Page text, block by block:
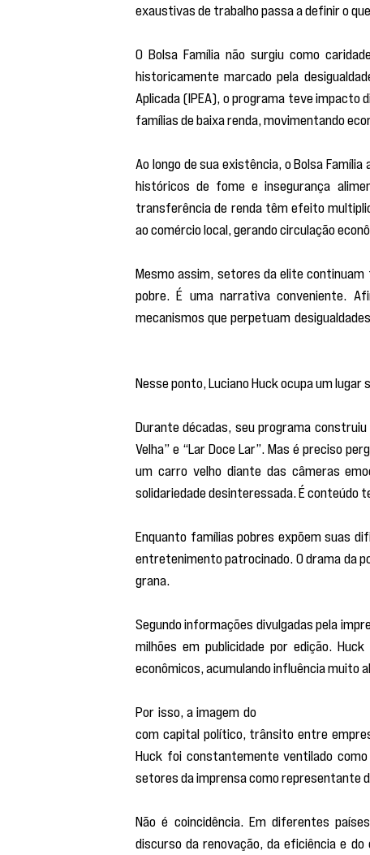
exaustivas de trabalho passa a definir o
O Bolsa Família não surgiu como
historicamente marcado pela
Aplicada (IPEA), o programa teve impacto
famílias de baixa renda, movimentando
Ao longo de sua existência, o Bolsa
históricos de fome e insegurança
transferência de renda têm efeito
ao comércio local, gerando circulação
Mesmo assim, setores da elite
pobre. É uma narrativa conveniente.
mecanismos que perpetuam
Nesse ponto, Luciano Huck ocupa um
Durante décadas, seu programa
Velha” e “Lar Doce Lar”. Mas é preciso
um carro velho diante das câmeras
solidariedade desinteressada. É conteúdo
Enquanto famílias pobres expõem suas
entretenimento patrocinado. O drama da
grana.
Segundo informações divulgadas pela
milhões em publicidade por edição.
econômicos, acumulando influência muito
Por isso, a imagem do “apresentador
com capital político, trânsito entre
Huck foi constantemente ventilado
setores da imprensa como representante
Não é coincidência. Em diferentes
discurso da renovação, da eficiência e